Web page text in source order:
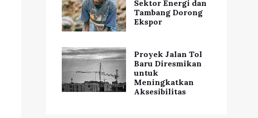
Sektor Energi dan
Tambang Dorong
Ekspor
Proyek Jalan Tol
Baru Diresmikan
untuk
Meningkatkan
Aksesibilitas